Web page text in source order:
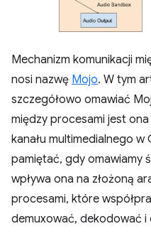
Mechanizm komunikacji
nosi nazwę Mojo. W tym
szczegółowo omawiać
między procesami jest
kanału multimedialnego
pamiętać, gdy omawiamy
wpływa ona na złożoną
procesami, które
demuxować, dekodować i